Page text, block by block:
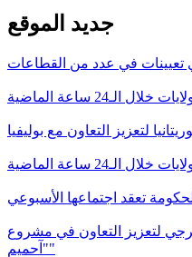
جديد الموقع
تعيينات في عدد من القطاعات
الـ24 ساعة الماضية
لتعزيز التعاون مع بوليفيا
الـ24 ساعة الماضية
تعقد اجتماعها الأسبوعي
لتعزيز التعاون في مشروع
"آحميم"